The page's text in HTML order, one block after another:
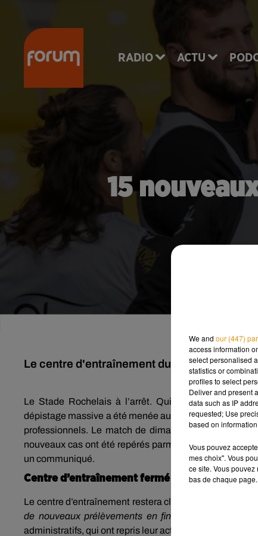
RADIO ACTU
15
Le centre d'entraînement du club de rugby
Le Stade Rochelais à l’arrêt. Quinze nouveaux
dépistage massive a été menée au sein du club suite
professionnels. Le match de dimanche de Top 14
nouveaux cas ont été repérés parmi l’effectif des
un communiqué.
Centre d’entraînement fermé
Le centre d’entraînement restera clos toute la semaine
de nouveaux prélèvements en fin de semaine »
administratifs, qui ont repris leur activité ce mardi.
We and our (447)
access information
select personalised
statistics or
profiles to select
Deliver and present
data such as IP
requested; Use
based on
Vous pouvez
mes choix". Vous
ce site. Vous
bas de chaque page.